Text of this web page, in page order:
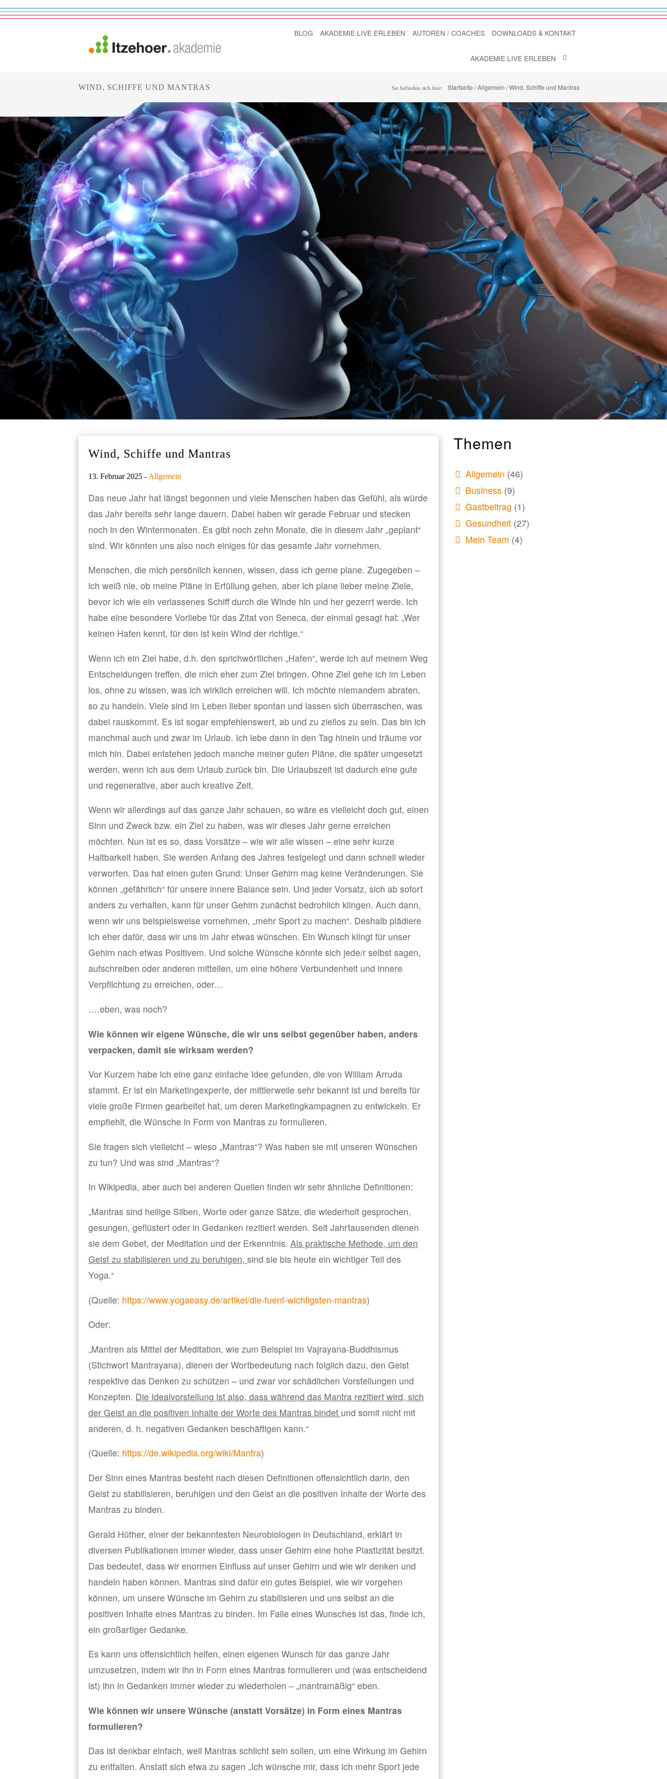
BLOG AKADEMIE LIVE ERLEBEN AUTOREN / COACHES DOWNLOADS & KONTAKT
AKADEMIE LIVE ERLEBEN
WIND, SCHIFFE UND MANTRAS Sie befinden sich hier: Startseite Allgemein Wind, Schiffe und Mantras
Wind, Schiffe und Mantras
13. Februar 2025 - Allgemein
Das neue Jahr hat längst begonnen und viele Menschen haben das Gefühl, als würde
das Jahr bereits sehr lange dauern. Dabei haben wir gerade Februar und stecken
noch in den Wintermonaten. Es gibt noch zehn Monate, die in diesem Jahr „geplant“
sind. Wir könnten uns also noch einiges für das gesamte Jahr vornehmen.
Menschen, die mich persönlich kennen, wissen, dass ich gerne plane. Zugegeben –
ich weiß nie, ob meine Pläne in Erfüllung gehen, aber ich plane lieber meine Ziele,
bevor ich wie ein verlassenes Schiff durch die Winde hin und her gezerrt werde. Ich
habe eine besondere Vorliebe für das Zitat von Seneca, der einmal gesagt hat: „Wer
keinen Hafen kennt, für den ist kein Wind der richtige.“
Wenn ich ein Ziel habe, d.h. den sprichwörtlichen „Hafen“, werde ich auf meinem Weg
Entscheidungen treffen, die mich eher zum Ziel bringen. Ohne Ziel gehe ich im Leben
los, ohne zu wissen, was ich wirklich erreichen will. Ich möchte niemandem abraten,
so zu handeln. Viele sind im Leben lieber spontan und lassen sich überraschen, was
dabei rauskommt. Es ist sogar empfehlenswert, ab und zu ziellos zu sein. Das bin ich
manchmal auch und zwar im Urlaub. Ich lebe dann in den Tag hinein und träume vor
mich hin. Dabei entstehen jedoch manche meiner guten Pläne, die später umgesetzt
werden, wenn ich aus dem Urlaub zurück bin. Die Urlaubszeit ist dadurch eine gute
und regenerative, aber auch kreative Zeit.
Wenn wir allerdings auf das ganze Jahr schauen, so wäre es vielleicht doch gut, einen
Sinn und Zweck bzw. ein Ziel zu haben, was wir dieses Jahr gerne erreichen
möchten. Nun ist es so, dass Vorsätze – wie wir alle wissen – eine sehr kurze
Haltbarkeit haben. Sie werden Anfang des Jahres festgelegt und dann schnell wieder
verworfen. Das hat einen guten Grund: Unser Gehirn mag keine Veränderungen. Sie
können „gefährlich“ für unsere innere Balance sein. Und jeder Vorsatz, sich ab sofort
anders zu verhalten, kann für unser Gehirn zunächst bedrohlich klingen. Auch dann,
wenn wir uns beispielsweise vornehmen, „mehr Sport zu machen“. Deshalb plädiere
ich eher dafür, dass wir uns im Jahr etwas wünschen. Ein Wunsch klingt für unser
Gehirn nach etwas Positivem. Und solche Wünsche könnte sich jede/r selbst sagen,
aufschreiben oder anderen mitteilen, um eine höhere Verbundenheit und innere
Verpflichtung zu erreichen, oder…
….eben, was noch?
Wie können wir eigene Wünsche, die wir uns selbst gegenüber haben, anders
verpacken, damit sie wirksam werden?
Vor Kurzem habe ich eine ganz einfache Idee gefunden, die von William Arruda
stammt. Er ist ein Marketingexperte, der mittlerweile sehr bekannt ist und bereits für
viele große Firmen gearbeitet hat, um deren Marketingkampagnen zu entwickeln. Er
empfiehlt, die Wünsche in Form von Mantras zu formulieren.
Sie fragen sich vielleicht – wieso „Mantras“? Was haben sie mit unseren Wünschen
zu tun? Und was sind „Mantras“?
In Wikipedia, aber auch bei anderen Quellen finden wir sehr ähnliche Definitionen:
„Mantras sind heilige Silben, Worte oder ganze Sätze, die wiederholt gesprochen,
gesungen, geflüstert oder in Gedanken rezitiert werden. Seit Jahrtausenden dienen
sie dem Gebet, der Meditation und der Erkenntnis. Als praktische Methode, um den
Geist zu stabilisieren und zu beruhigen, sind sie bis heute ein wichtiger Teil des
Yoga.“
(Quelle: https://www.yogaeasy.de/artikel/die-fuenf-wichtigsten-mantras)
Oder:
„Mantren als Mittel der Meditation, wie zum Beispiel im Vajrayana-Buddhismus
(Stichwort Mantrayana), dienen der Wortbedeutung nach folglich dazu, den Geist
respektive das Denken zu schützen – und zwar vor schädlichen Vorstellungen und
Konzepten. Die Idealvorstellung ist also, dass während das Mantra rezitiert wird, sich
der Geist an die positiven Inhalte der Worte des Mantras bindet und somit nicht mit
anderen, d. h. negativen Gedanken beschäftigen kann.“
(Quelle: https://de.wikipedia.org/wiki/Mantra)
Der Sinn eines Mantras besteht nach diesen Definitionen offensichtlich darin, den
Geist zu stabilisieren, beruhigen und den Geist an die positiven Inhalte der Worte des
Mantras zu binden.
Gerald Hüther, einer der bekanntesten Neurobiologen in Deutschland, erklärt in
diversen Publikationen immer wieder, dass unser Gehirn eine hohe Plastizität besitzt.
Das bedeutet, dass wir enormen Einfluss auf unser Gehirn und wie wir denken und
handeln haben können. Mantras sind dafür ein gutes Beispiel, wie wir vorgehen
können, um unsere Wünsche im Gehirn zu stabilisieren und uns selbst an die
positiven Inhalte eines Mantras zu binden. Im Falle eines Wunsches ist das, finde ich,
ein großartiger Gedanke.
Es kann uns offensichtlich helfen, einen eigenen Wunsch für das ganze Jahr
umzusetzen, indem wir ihn in Form eines Mantras formulieren und (was entscheidend
ist) ihn in Gedanken immer wieder zu wiederholen – „mantramäßig“ eben.
Wie können wir unsere Wünsche (anstatt Vorsätze) in Form eines Mantras
formulieren?
Das ist denkbar einfach, weil Mantras schlicht sein sollen, um eine Wirkung im Gehirn
zu entfalten. Anstatt sich etwa zu sagen „Ich wünsche mir, dass ich mehr Sport jede
Themen
Allgemein (46)
Business (9)
Gastbeitrag (1)
Gesundheit (27)
Mein Team (4)